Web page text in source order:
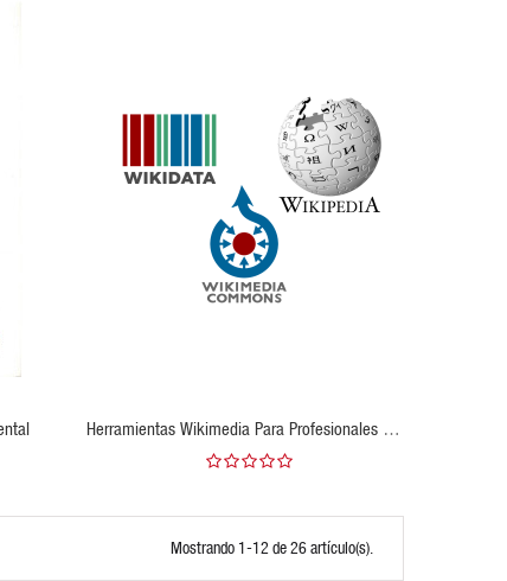
VISTA RÁPIDA
Herramientas Wikimedia Para Profesionales De
La Información: Wikidata, Wikipedia Y
Mostrando 1-12 de 26 artículo(s).